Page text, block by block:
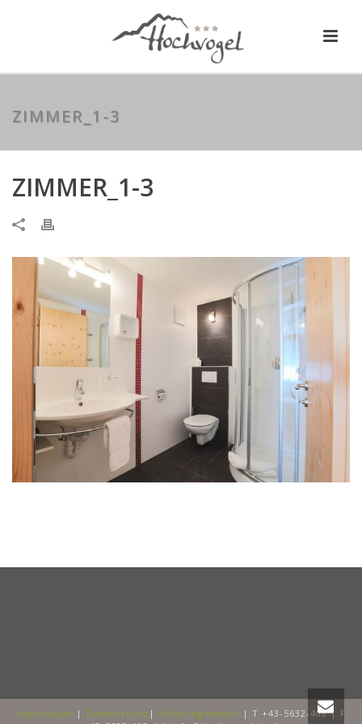
ZIMMER_1-3
ZIMMER_1-3
Impressum | Datenschutz | Hotelreglement | T +43-5632-408 | F